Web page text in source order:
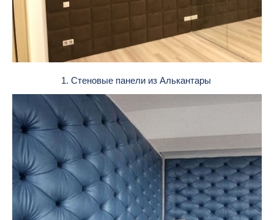
1. Стеновые панели из Алькантары